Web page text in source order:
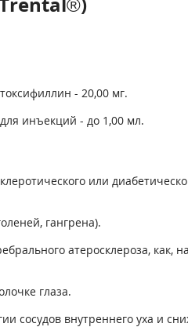
- 20,00 мг.
инъекций - до 1,00 мл.
или
гангрена).
атеросклероза,
глаза.
сосудов внутреннего уха и